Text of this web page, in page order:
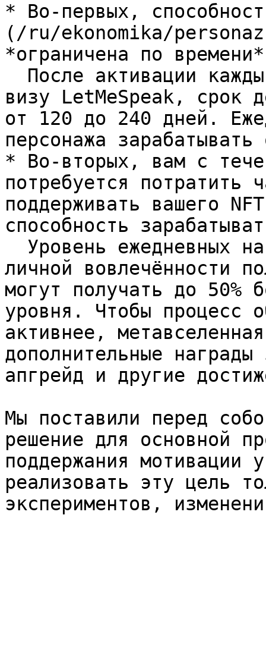
* Во-первых,
(/ru/ekonomika/
*ограничена по
визу LetMeSpeak, срок
от 120 до 240 дней.
персонажа
* Во-вторых, вам с
потребуется потратить
поддерживать вашего
способность
личной вовлечённости
могут получать до 50%
уровня. Чтобы процесс
активнее,
дополнительные
апгрейд и другие
Мы поставили перед
решение для основной
поддержания мотивации
реализовать эту цель